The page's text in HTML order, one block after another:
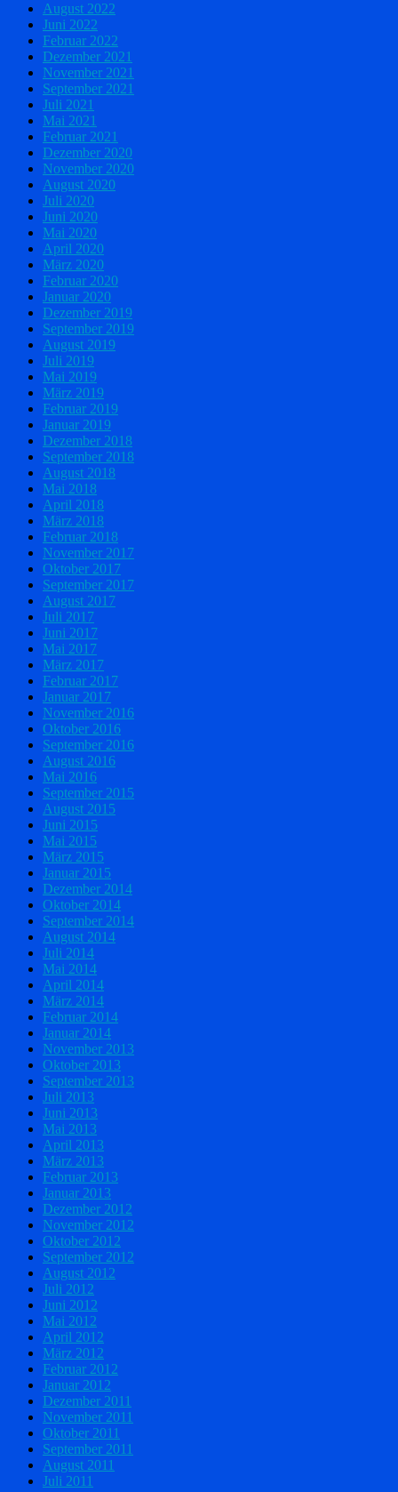
August 2022
Juni 2022
Februar 2022
Dezember 2021
November 2021
September 2021
Juli 2021
Mai 2021
Februar 2021
Dezember 2020
November 2020
August 2020
Juli 2020
Juni 2020
Mai 2020
April 2020
März 2020
Februar 2020
Januar 2020
Dezember 2019
September 2019
August 2019
Juli 2019
Mai 2019
März 2019
Februar 2019
Januar 2019
Dezember 2018
September 2018
August 2018
Mai 2018
April 2018
März 2018
Februar 2018
November 2017
Oktober 2017
September 2017
August 2017
Juli 2017
Juni 2017
Mai 2017
März 2017
Februar 2017
Januar 2017
November 2016
Oktober 2016
September 2016
August 2016
Mai 2016
September 2015
August 2015
Juni 2015
Mai 2015
März 2015
Januar 2015
Dezember 2014
Oktober 2014
September 2014
August 2014
Juli 2014
Mai 2014
April 2014
März 2014
Februar 2014
Januar 2014
November 2013
Oktober 2013
September 2013
Juli 2013
Juni 2013
Mai 2013
April 2013
März 2013
Februar 2013
Januar 2013
Dezember 2012
November 2012
Oktober 2012
September 2012
August 2012
Juli 2012
Juni 2012
Mai 2012
April 2012
März 2012
Februar 2012
Januar 2012
Dezember 2011
November 2011
Oktober 2011
September 2011
August 2011
Juli 2011